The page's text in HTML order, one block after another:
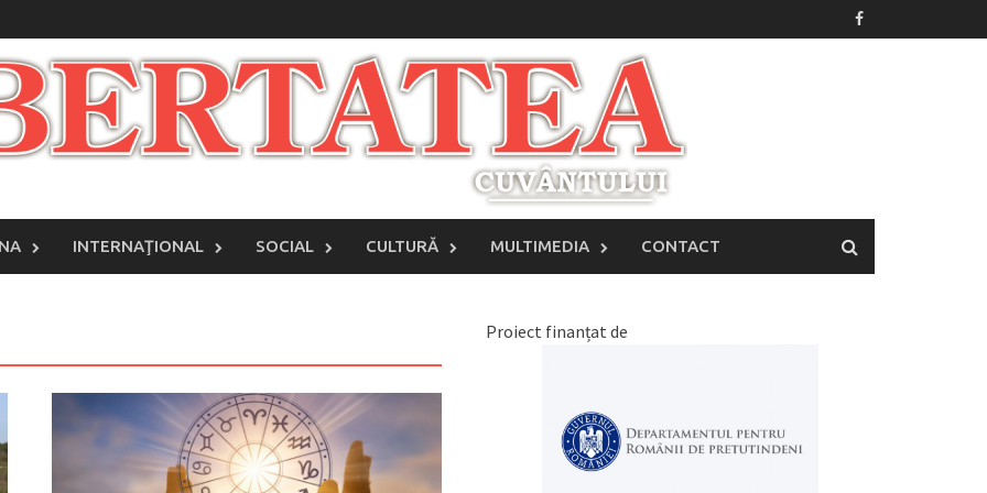
INTERNAŢIONAL SOCIAL CULTURĂ MULTIMEDIA CONTACT
Proiect finanțat de